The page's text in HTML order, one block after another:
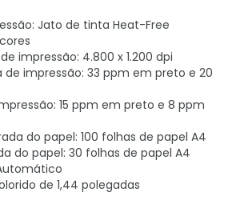
Jato de tinta Heat-Free
impressão: 4.800 x 1.200 dpi
impressão: 33 ppm em preto e 20
15 ppm em preto e 8 ppm
do papel: 100 folhas de papel A4
do papel: 30 folhas de papel A4
de 1,44 polegadas